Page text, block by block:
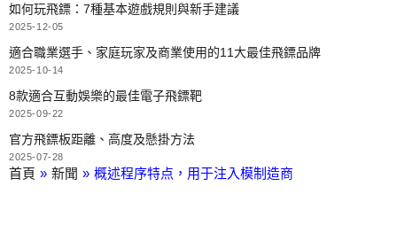
如何玩飛鏢：7種基本遊戲規則與新手建議
2025-12-05
適合職業選手、家庭玩家及商業使用的11大最佳飛鏢品牌
2025-10-14
8款適合互動娛樂的最佳電子飛鏢靶
2025-09-22
官方飛鏢板距離、高度及懸掛方法
2025-07-28
首頁 » 新聞 » 概述程序特点，用于注入模制造商